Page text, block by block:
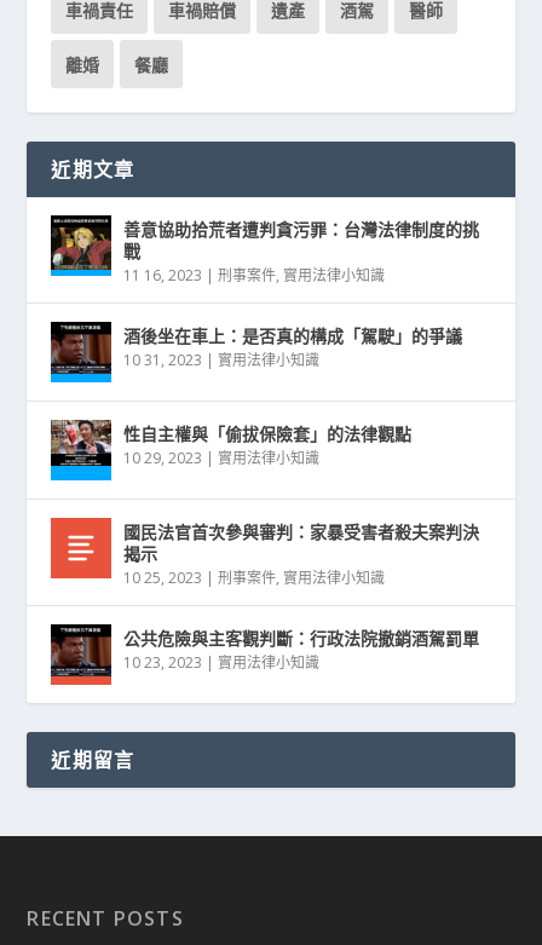
車禍責任 車禍賠償 遺產 酒駕 醫師
離婚 餐廳
近期文章
善意協助拾荒者遭判貪污罪：台灣法律制度的挑
戰
11 16, 2023 |刑事案件, 實用法律小知識
酒後坐在車上：是否真的構成「駕駛」的爭議
10 31, 2023 | 實用法律小知識
性自主權與「偷拔保險套」的法律觀點
10 29, 2023 | 實用法律小知識
國民法官首次參與審判：家暴受害者殺夫案判決
揭示
10 25, 2023 |刑事案件, 實用法律小知識
公共危險與主客觀判斷：行政法院撤銷酒駕罰單
10 23, 2023 | 實用法律小知識
近期留言
RECENT POSTS